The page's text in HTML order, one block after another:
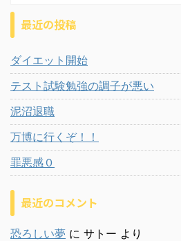
最近の投稿
ダイエット開始
テスト試験勉強の調子が悪い
泥沼退職
万博に行くぞ！！
罪悪感０
最近のコメント
恐ろしい夢 に サトー より